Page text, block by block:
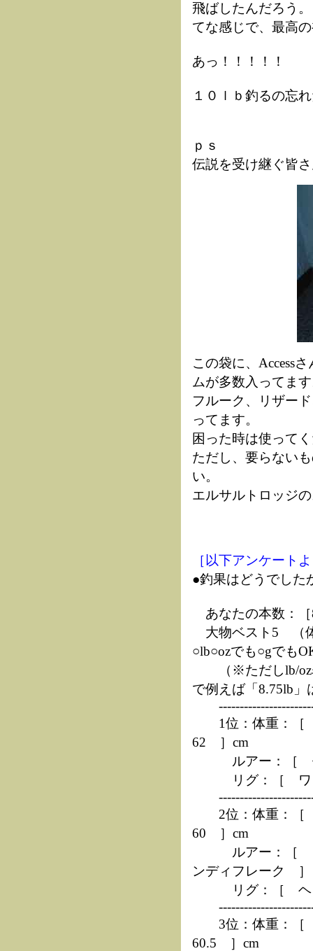
飛ばしたんだろう。
てな感じで、最高
あっ！！！！！
１０ｌｂ釣るの忘
ｐｓ
伝説を受け継ぐ皆
この袋に、Access
ムが多数入ってま
フルーク、リザー
ってます。
困った時は使って
ただし、要らない
い。
エルサルトロッジ
［以下アンケート
●釣果はどうでした
あなたの本数：［
大物ベスト5 （体
○lb○ozでも○gでも
（※ただしlb/oz表
で例えば「8.75lb」
1位：体重：
62 ］cm
ルアー：［ セ
リグ：［ ワ
2位：体重：
60 ］cm
ルアー：［ リ
ンディフレーク ］
リグ：［ ヘ
3位：体重：
60.5 ］cm